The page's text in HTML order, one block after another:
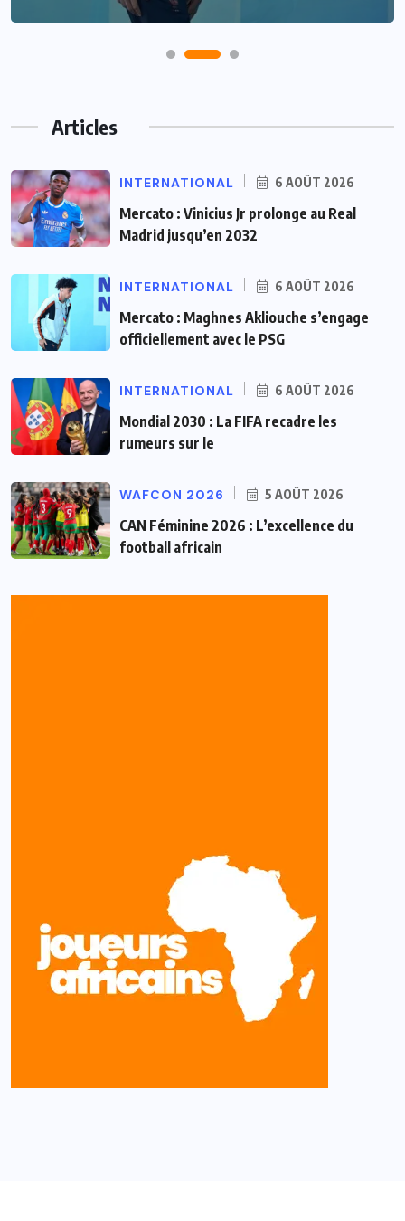
Articles
INTERNATIONAL 6 AOÛT 2026
Mercato : Vinicius Jr prolonge au Real
Madrid jusqu’en 2032
INTERNATIONAL 6 AOÛT 2026
Mercato : Maghnes Akliouche s’engage
officiellement avec le PSG
INTERNATIONAL 6 AOÛT 2026
Mondial 2030 : La FIFA recadre les
rumeurs sur le
WAFCON 2026 5 AOÛT 2026
CAN Féminine 2026 : L’excellence du
football africain